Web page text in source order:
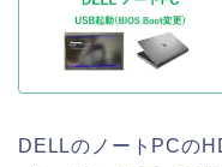
DELLのノートPCの